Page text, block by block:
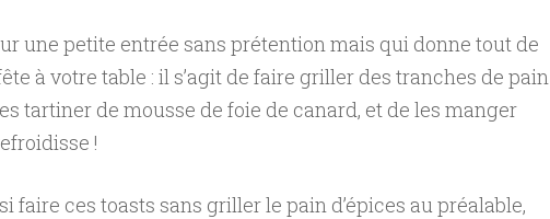
une petite entrée sans prétention mais qui donne tout de
à votre table : il s’agit de faire griller des tranches de pain
tartiner de mousse de foie de canard, et de les manger
!
faire ces toasts sans griller le pain d’épices au préalable,